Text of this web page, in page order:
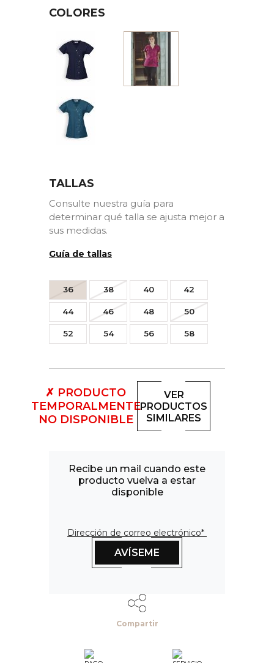
COLORES
TALLAS
Consulte nuestra guía para
determinar qué talla se ajusta mejor a
sus medidas.
Guía de tallas
36 38 40 42
44 46 48 50
52 54 56 58
✗ PRODUCTO
TEMPORALMENTE
NO DISPONIBLE
VER
PRODUCTOS
SIMILARES
Recibe un mail cuando este
producto vuelva a estar
disponible
Dirección de correo electrónico*
AVÍSEME
Compartir